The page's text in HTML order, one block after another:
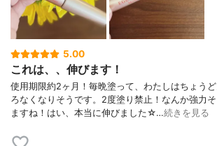
5.00
これは、、伸びます！
使用期限約2ヶ月！毎晩塗って、わたしはちょう
ろなくなりそうです。2度塗り禁止！なんか強力
ますね！はい、本当に伸びました☆…続きを見る